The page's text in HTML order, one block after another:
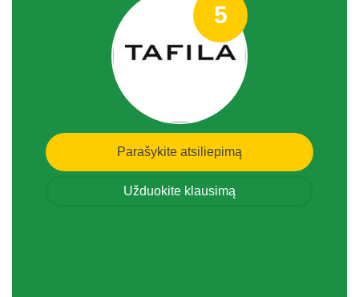
5
Parašykite atsiliepimą
Užduokite klausimą